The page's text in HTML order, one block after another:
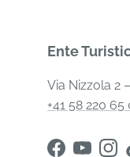
Ente
Via Nizzola 2
+41 58 220 65